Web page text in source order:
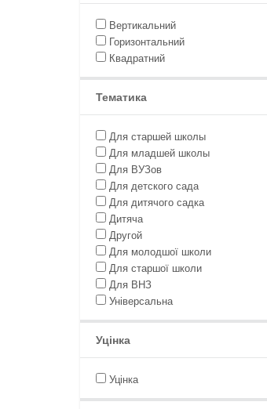
Вертикальний
Горизонтальний
Квадратний
Тематика
Для старшей школы
Для младшей школы
Для ВУЗов
Для детского сада
Для дитячого садка
Дитяча
Другой
Для молодшої школи
Для старшої школи
Для ВНЗ
Універсальна
Уцінка
Уцінка